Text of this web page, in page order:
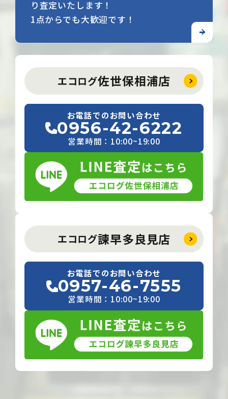
り査定いたします！
1点からでも大歓迎です！
エコログ佐世保相浦店
お電話でのお問い合わせ
0956-42-6222
営業時間：10:00~19:00
エコログ諫早多良見店
お電話でのお問い合わせ
0957-46-7555
営業時間：10:00~19:00